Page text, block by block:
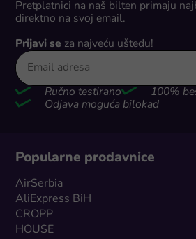
Pretplatnici na naš bilten primaju
direktno na svoj email.
Prijavi se za najveću uštedu!
Ručno testirano
100%
Odjava moguća bilokad
Popularne prodavnice
AirSerbia
AliExpress BiH
CROPP
HOUSE